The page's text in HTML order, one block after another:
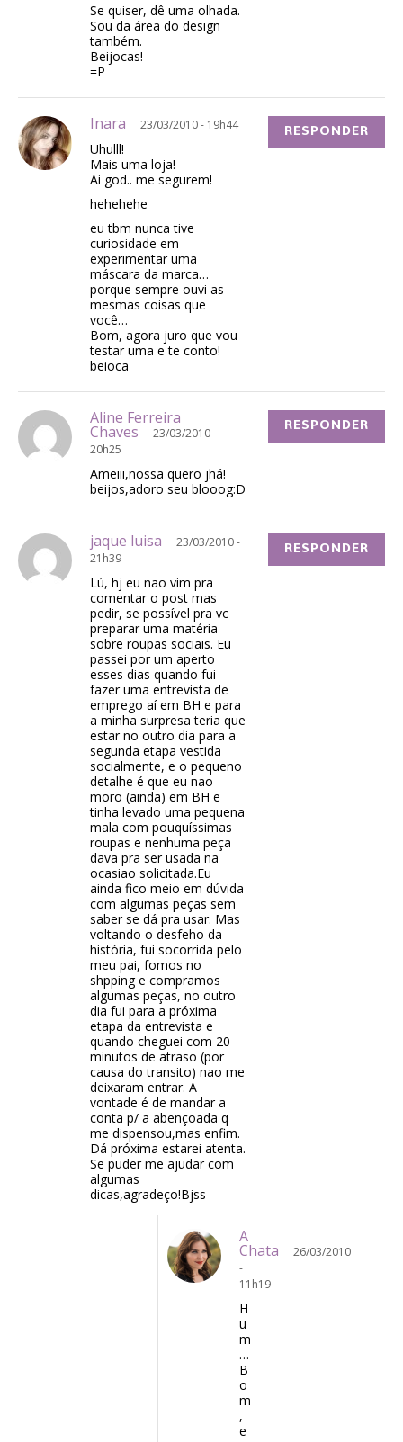
Se quiser, dê uma olhada.
Sou da área do design
também.
Beijocas!
=P
Inara 23/03/2010 - 19h44
Uhulll!
Mais uma loja!
Ai god.. me segurem!
hehehehe
eu tbm nunca tive
curiosidade em
experimentar uma
máscara da marca…
porque sempre ouvi as
mesmas coisas que
você…
Bom, agora juro que vou
testar uma e te conto!
beioca
RESPONDER
Aline Ferreira
Chaves
23/03/2010 -
20h25
Ameiii,nossa quero jhá!
beijos,adoro seu blooog:D
RESPONDER
jaque luisa
23/03/2010 -
21h39
Lú, hj eu nao vim pra
comentar o post mas
pedir, se possível pra vc
preparar uma matéria
sobre roupas sociais. Eu
passei por um aperto
esses dias quando fui
fazer uma entrevista de
emprego aí em BH e para
a minha surpresa teria que
estar no outro dia para a
segunda etapa vestida
socialmente, e o pequeno
detalhe é que eu nao
moro (ainda) em BH e
tinha levado uma pequena
mala com pouquíssimas
roupas e nenhuma peça
dava pra ser usada na
ocasiao solicitada.Eu
ainda fico meio em dúvida
com algumas peças sem
saber se dá pra usar. Mas
voltando o desfeho da
história, fui socorrida pelo
meu pai, fomos no
shpping e compramos
algumas peças, no outro
dia fui para a próxima
etapa da entrevista e
quando cheguei com 20
minutos de atraso (por
causa do transito) nao me
deixaram entrar. A
vontade é de mandar a
conta p/ a abençoada q
me dispensou,mas enfim.
Dá próxima estarei atenta.
Se puder me ajudar com
algumas
dicas,agradeço!Bjss
RESPONDER
A
Chata
26/03/2010
-
11h19
H
u
m
…
B
o
m
,
e